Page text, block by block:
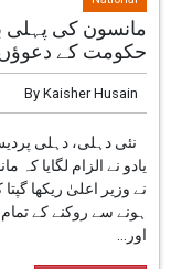
مانسون کی
By Kaisher Husain
نئی دہلی، دہلی
یادو نے الزام لگایا